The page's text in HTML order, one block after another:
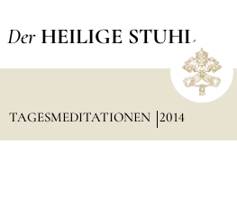
Der HEILIGE STUHL
TAGESMEDITATIONEN 2014